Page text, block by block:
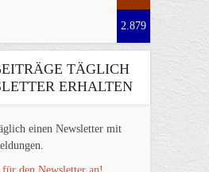
2.879
TÄGLICH
ERHALTEN
einen Newsletter mit